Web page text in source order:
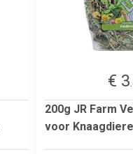
€ 3
200g JR Farm
voor